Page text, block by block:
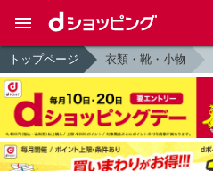
トップページ 衣類・靴・小物